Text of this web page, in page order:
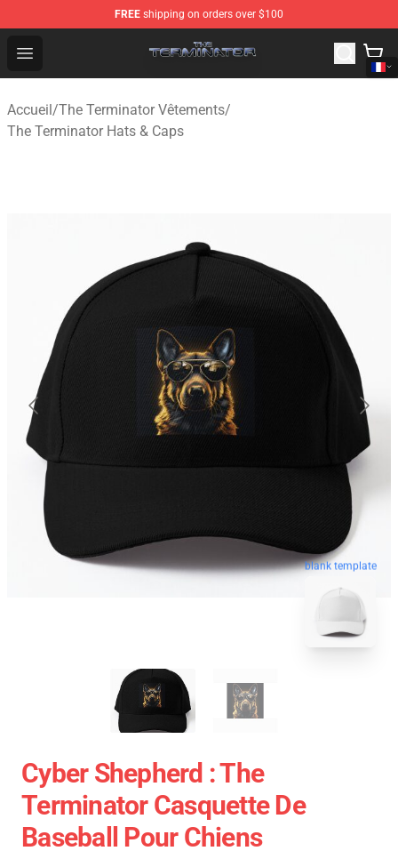
FREE shipping on orders over $100
Open menu
The Terminator Store - Official The Terminator
Accueil/The Terminator Vêtements/
The Terminator Hats & Caps
blank template
Cyber Shepherd : The
Terminator Casquette De
Baseball Pour Chiens